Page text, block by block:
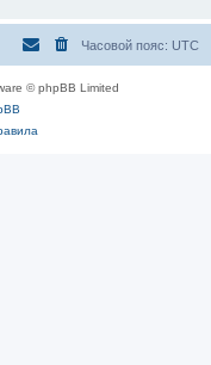
Часовой пояс: UTC
© phpBB Limited